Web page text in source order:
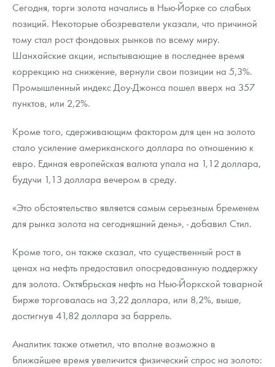
Книги по нумизматике
Сегодня, торги золота начались в Нью-Йорке со слабых
позиций. Некоторые обозреватели указали, что причиной
тому стал рост фондовых рынков по всему миру.
Шанхайские акции, испытывающие в последнее время
коррекцию на снижение, вернули свои позиции на 5,3%.
Промышленный индекс Доу-Джонса пошел вверх на 357
пунктов, или 2,2%.
Кроме того, сдерживающим фактором для цен на золото
стало усиление американского доллара по отношению к
евро. Единая европейская валюта упала на 1,12 доллара,
будучи 1,13 доллара вечером в среду.
«Это обстоятельство является самым серьезным бременем
для рынка золота на сегодняшний день», - добавил Стил.
Кроме того, он также сказал, что существенный рост в
ценах на нефть предоставил опосредованную поддержку
для золота. Октябрьская нефть на Нью-Йоркской товарной
бирже торговалась на 3,22 доллара, или 8,2%, выше,
достигнув 41,82 доллара за баррель.
Аналитик также отметил, что вполне возможно в
ближайшее время увеличится физический спрос на золото: